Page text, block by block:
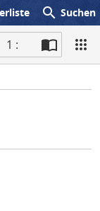
search Suchen
1 :